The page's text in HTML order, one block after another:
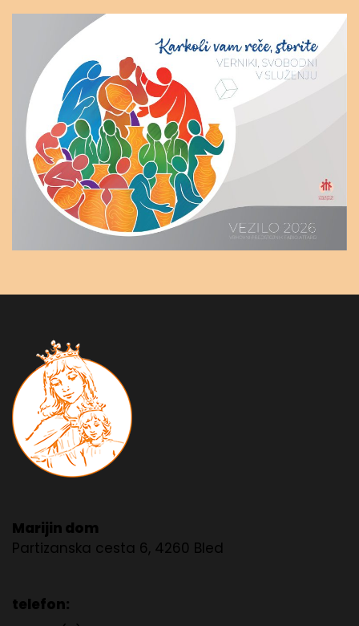
Marijin dom
Partizanska cesta 6, 4260 Bled
telefon: